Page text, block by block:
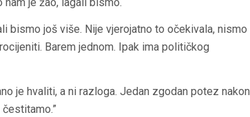
nam je žao, lagali bismo.
bismo još više. Nije vjerojatno to očekivala, nismo
Barem jednom. Ipak ima političkog
je hvaliti, a ni razloga. Jedan zgodan potez nakon